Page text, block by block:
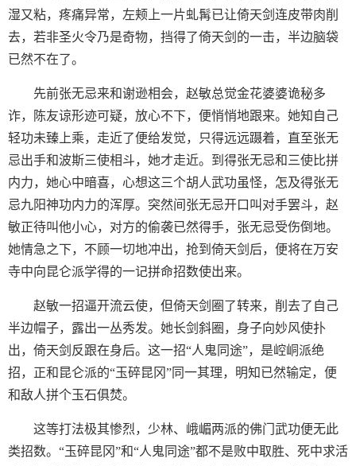
湿又粘，疼痛异常，左颊上一片虬髯已让倚天剑连皮带肉削
去，若非圣火令乃是奇物，挡得了倚天剑的一击，半边脑袋
已然不在了。
先前张无忌来和谢逊相会，赵敏总觉金花婆婆诡秘多
诈，陈友谅形迹可疑，放心不下，便悄悄地跟来。她知自己
轻功未臻上乘，走近了便给发觉，只得远远蹑着，直至张无
忌出手和波斯三使相斗，她才走近。到得张无忌和三使比拼
内力，她心中暗喜，心想这三个胡人武功虽怪，怎及得张无
忌九阳神功内力的浑厚。突然间张无忌开口叫对手罢斗，赵
敏正待叫他小心，对方的偷袭已然得手，张无忌受伤倒地。
她情急之下，不顾一切地冲出，抢到倚天剑后，便将在万安
寺中向昆仑派学得的一记拼命招数使出来。
赵敏一招逼开流云使，但倚天剑圈了转来，削去了自己
半边帽子，露出一丛秀发。她长剑斜圈，身子向妙风使扑
出，倚天剑反跟在身后。这一招“人鬼同途”，是崆峒派绝
招，正和昆仑派的“玉碎昆冈”同一其理，明知已然输定，便
和敌人拼个玉石俱焚。
这等打法极其惨烈，少林、峨嵋两派的佛门武功便无此
类招数。“玉碎昆冈”和“人鬼同途”都不是败中取胜、死中求活